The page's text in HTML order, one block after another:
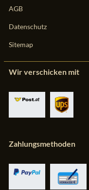
AGB
Datenschutz
Sitemap
Wir verschicken mit
Zahlungsmethoden